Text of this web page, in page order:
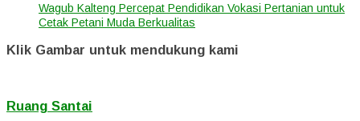
Wagub Kalteng Percepat Pendidikan Vokasi Pertanian untuk
Cetak Petani Muda Berkualitas
Klik Gambar untuk mendukung kami
Ruang Santai